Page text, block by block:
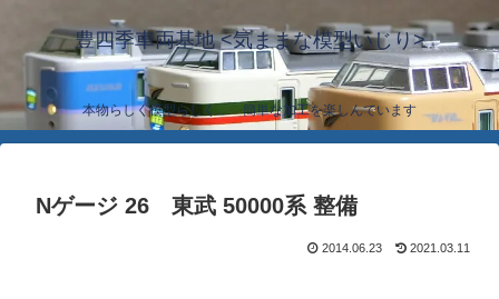
豊四季車両基地 <気ままな模型いじり>
本物らしく模型らしく… 簡単な加工を楽しんでいます
Nゲージ 26 東武 50000系 整備
2014.06.23 2021.03.11